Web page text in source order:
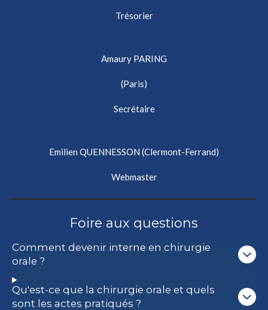
Trésorier
Amaury PARING
(Paris)
Secrétaire
Emilien QUENNESSON (Clermont-Ferrand)
Webmaster
Foire aux questions
Comment devenir interne en chirurgie
orale ?
Qu'est-ce que la chirurgie orale et quels
sont les actes pratiqués ?